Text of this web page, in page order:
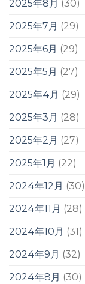
2025年8月 (30)
2025年7月 (29)
2025年6月 (29)
2025年5月 (27)
2025年4月 (29)
2025年3月 (28)
2025年2月 (27)
2025年1月 (22)
2024年12月 (30)
2024年11月 (28)
2024年10月 (31)
2024年9月 (32)
2024年8月 (30)